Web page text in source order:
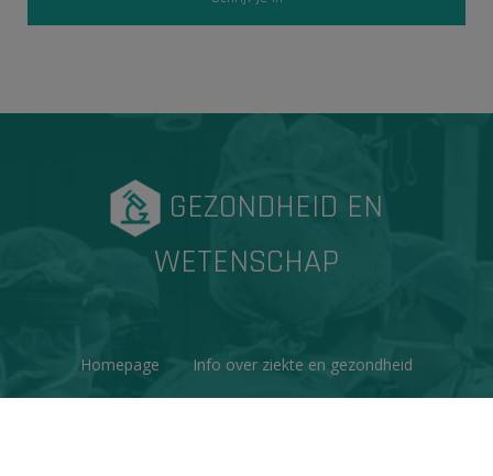
GEZONDHEID EN
WETENSCHAP
Homepage Info over ziekte en gezondheid